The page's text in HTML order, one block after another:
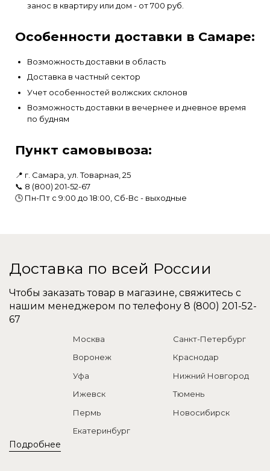
занос в квартиру или дом - от 700 руб.
Особенности доставки в Самаре:
Возможность доставки в область
Доставка в частный сектор
Учет особенностей волжских склонов
Возможность доставки в вечернее и дневное время
по будням
Пункт самовывоза:
📍 г. Самара, ул. Товарная, 25
📞 8 (800) 201-52-67
🕒 Пн-Пт с 9:00 до 18:00, Сб-Вс - выходные
Доставка по всей России
Чтобы заказать товар в магазине, свяжитесь с
нашим менеджером по телефону 8 (800) 201-52-
67
Подробнее
Москва
Санкт-Петербург
Воронеж
Краснодар
Уфа
Нижний Новгород
Ижевск
Тюмень
Пермь
Новосибирск
Екатеринбург